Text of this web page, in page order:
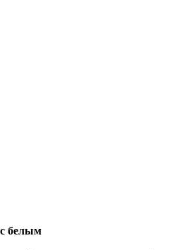
белым